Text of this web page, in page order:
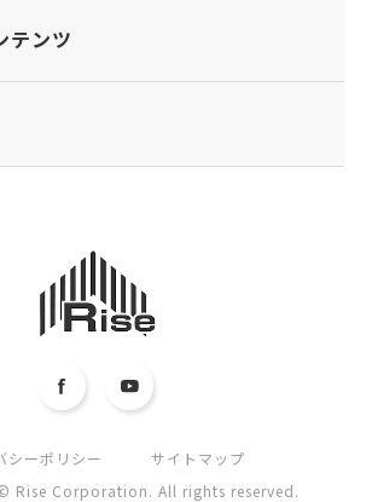
テンツ
シーポリシー
サイトマップ
Rise Corporation. All rights reserved.